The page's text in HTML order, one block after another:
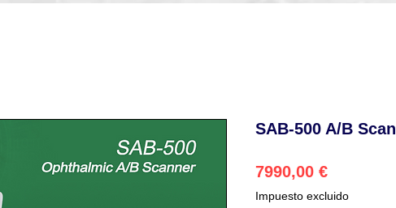
SAB-500 A/B Scan
7990,00 €Precio
Impuesto excluido